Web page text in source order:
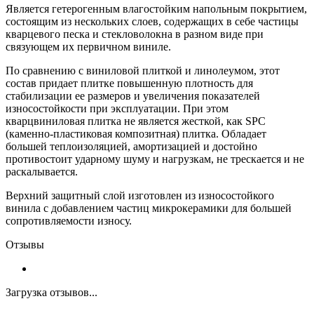
Является гетерогенным влагостойким напольным покрытием,
состоящим из нескольких слоев, содержащих в себе частицы
кварцевого песка и стекловолокна в разном виде при
связующем их первичном виниле.
По сравнению с виниловой плиткой и линолеумом, этот
состав придает плитке повышенную плотность для
стабилизации ее размеров и увеличения показателей
износостойкости при эксплуатации. При этом
кварцвиниловая плитка не является жесткой, как SPC
(каменно-пластиковая композитная) плитка. Обладает
большей теплоизоляцией, амортизацией и достойно
противостоит ударному шуму и нагрузкам, не трескается и не
раскалывается.
Верхний защитный слой изготовлен из износостойкого
винила с добавлением частиц микрокерамики для большей
сопротивляемости износу.
Отзывы
Загрузка отзывов...